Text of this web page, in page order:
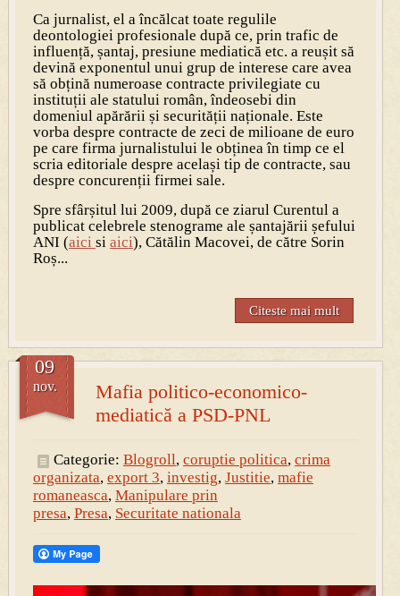
Ca jurnalist, el a încălcat toate regulile
deontologiei profesionale după ce, prin trafic de
influență, șantaj, presiune mediatică etc. a reușit să
devină exponentul unui grup de interese care avea
să obțină numeroase contracte privilegiate cu
instituții ale statului român, îndeosebi din
domeniul apărării și securității naționale. Este
vorba despre contracte de zeci de milioane de euro
pe care firma jurnalistului le obținea în timp ce el
scria editoriale despre același tip de contracte, sau
despre concurenții firmei sale.
Spre sfârșitul lui 2009, după ce ziarul Curentul a
publicat celebrele stenograme ale șantajării șefului
ANI (aici si aici), Cătălin Macovei, de către Sorin
Roș...
Citeste mai mult
Mafia politico-economico-
mediatică a PSD-PNL
09
nov.
Categorie: Blogroll, coruptie politica, crima
organizata, export 3, investig, Justitie, mafie
romaneasca, Manipulare prin
presa, Presa, Securitate nationala